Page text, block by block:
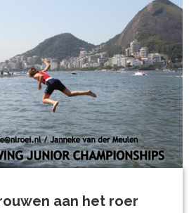
aan het roer